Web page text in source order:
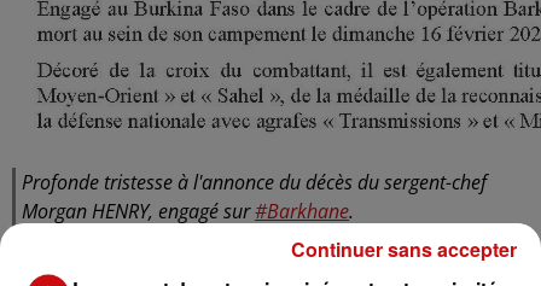
Profonde tristesse à l'annonce du décès du sergent-chef
Morgan HENRY, engagé sur#Barkhane.
J'assure à sa famille et ses proches, ainsi qu’à ses
Continuer sans accepter